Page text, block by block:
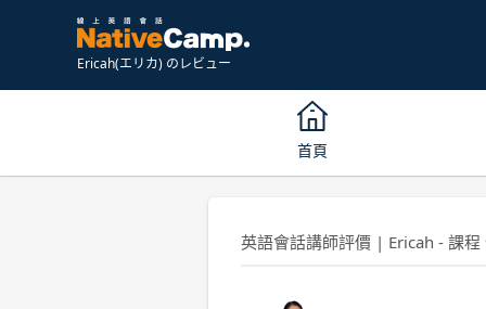
Ericah(エリカ) のレビュー
首頁
英語會話講師評價 | Ericah - 課程